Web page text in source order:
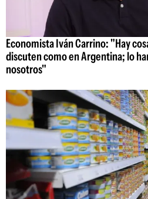
Economista Iván Carrino: "Hay
discuten como en Argentina; lo
nosotros"